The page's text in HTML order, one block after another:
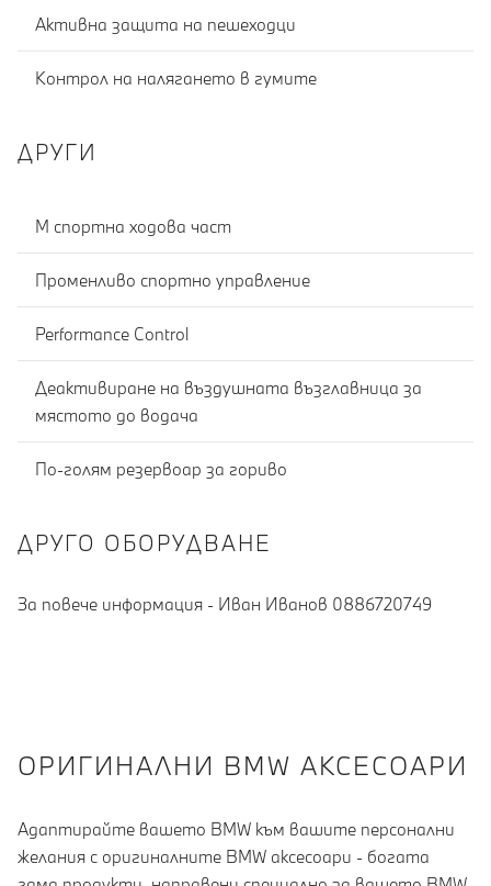
Активна защита на пешеходци
Контрол на налягането в гумите
ДРУГИ
M спортна ходова част
Променливо спортно управление
Performance Control
Деактивиране на въздушната възглавница за
мястото до водача
По-голям резервоар за гориво
ДРУГО ОБОРУДВАНЕ
За повече информация - Иван Иванов 0886720749
OРИГИНАЛНИ BMW АКСЕСОАРИ
Адаптирайте вашето BMW към вашите персонални
желания с оригиналните BMW аксесоари - богата